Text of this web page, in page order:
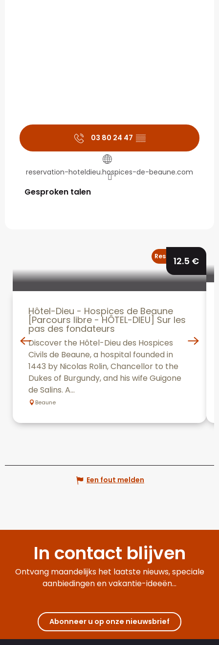
03 80 24 47 ▒▒
reservation-hoteldieu.hospices-de-beaune.com
Gesproken talen
Gesproken talen
12.5 €
Hôtel-Dieu - Hospices de Beaune
[Parcours libre - HÔTEL-DIEU] Sur les
pas des fondateurs
Discover the Hôtel-Dieu des Hospices
Civils de Beaune, a hospital founded in
1443 by Nicolas Rolin, Chancellor to the
Dukes of Burgundy, and his wife Guigone
de Salins. A...
Beaune
Reserveerbaar
Een fout melden
In contact blijven
Ontvang maandelijks het laatste nieuws, speciale
aanbiedingen en vakantie-ideeën...
Abonneer u op onze nieuwsbrief